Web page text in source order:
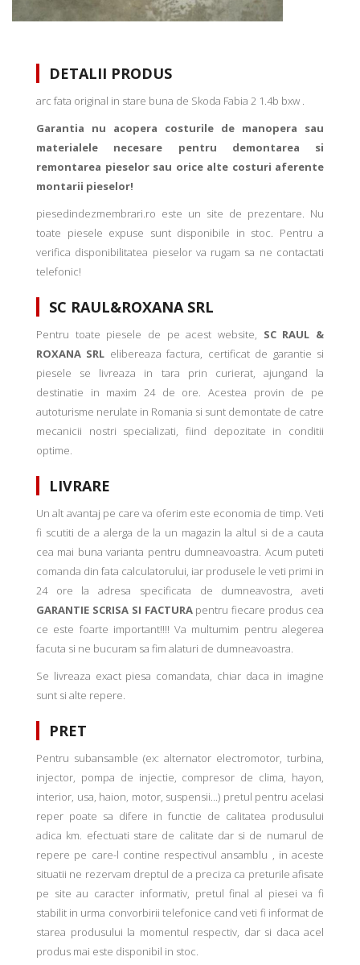
DETALII PRODUS
arc fata original in stare buna de Skoda Fabia 2 1.4b bxw .
Garantia nu acopera costurile de manopera sau
materialele necesare pentru demontarea si
remontarea pieselor sau orice alte costuri aferente
montarii pieselor!
piesedindezmembrari.ro este un site de prezentare. Nu
toate piesele expuse sunt disponibile in stoc. Pentru a
verifica disponibilitatea pieselor va rugam sa ne contactati
telefonic!
SC RAUL&ROXANA SRL
Pentru toate piesele de pe acest website, SC RAUL &
ROXANA SRL elibereaza factura, certificat de garantie si
piesele se livreaza in tara prin curierat, ajungand la
destinatie in maxim 24 de ore. Acestea provin de pe
autoturisme nerulate in Romania si sunt demontate de catre
mecanicii nostri specializati, fiind depozitate in conditii
optime.
LIVRARE
Un alt avantaj pe care va oferim este economia de timp. Veti
fi scutiti de a alerga de la un magazin la altul si de a cauta
cea mai buna varianta pentru dumneavoastra. Acum puteti
comanda din fata calculatorului, iar produsele le veti primi in
24 ore la adresa specificata de dumneavostra, aveti
GARANTIE SCRISA SI FACTURApentru fiecare produs cea
ce este foarte important!!!! Va multumim pentru alegerea
facuta si ne bucuram sa fim alaturi de dumneavoastra.
Se livreaza exact piesa comandata, chiar daca in imagine
sunt si alte repere.
PRET
Pentru subansamble (ex: alternator electromotor, turbina,
injector, pompa de injectie, compresor de clima, hayon,
interior, usa, haion, motor, suspensii...) pretul pentru acelasi
reper poate sa difere in functie de calitatea produsului
adica km. efectuati stare de calitate dar si de numarul de
repere pe care-l contine respectivul ansamblu , in aceste
situatii ne rezervam dreptul de a preciza ca preturile afisate
pe site au caracter informativ, pretul final al piesei va fi
stabilit in urma convorbirii telefonice cand veti fi informat de
starea produsului la momentul respectiv, dar si daca acel
produs mai este disponibil in stoc.